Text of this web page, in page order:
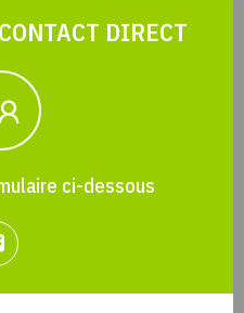
DIRECT
ci-dessous